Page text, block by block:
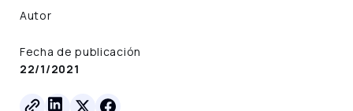
Autor
Fecha de publicación
22/1/2021